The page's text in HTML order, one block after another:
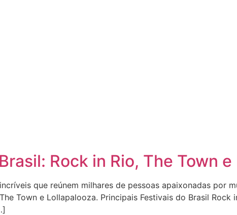
Rock in Rio, The Town
que reúnem milhares de pessoas apaixonadas por
Town e Lollapalooza. Principais Festivais do Brasil Rock